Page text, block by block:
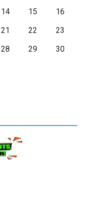
14 15
16
21 22
23
28 29
30